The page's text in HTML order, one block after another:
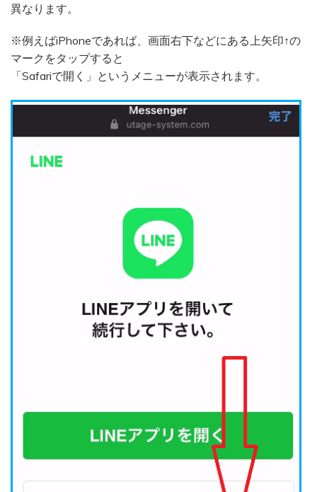
異なります。
※例えばiPhoneであれば、画面右下などにある上矢印↑の
マークをタップすると
「Safariで開く」というメニューが表示されます。